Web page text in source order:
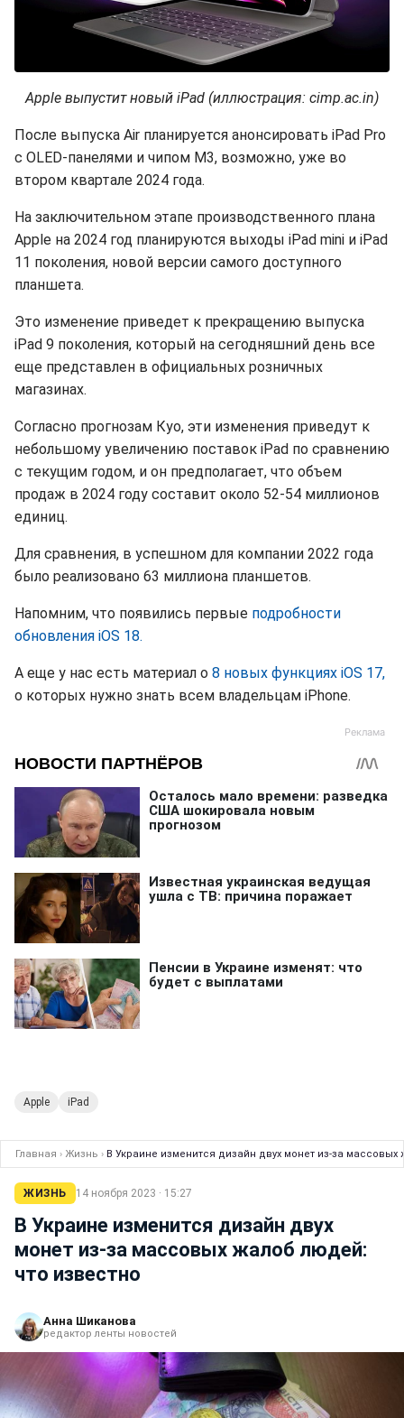
Apple выпустит новый iPad (иллюстрация: cimp.ac.in)
После выпуска Air планируется анонсировать iPad Pro
с OLED-панелями и чипом M3, возможно, уже во
втором квартале 2024 года.
На заключительном этапе производственного плана
Apple на 2024 год планируются выходы iPad mini и iPad
11 поколения, новой версии самого доступного
планшета.
Это изменение приведет к прекращению выпуска
iPad 9 поколения, который на сегодняшний день все
еще представлен в официальных розничных
магазинах.
Согласно прогнозам Куо, эти изменения приведут к
небольшому увеличению поставок iPad по сравнению
с текущим годом, и он предполагает, что объем
продаж в 2024 году составит около 52-54 миллионов
единиц.
Для сравнения, в успешном для компании 2022 года
было реализовано 63 миллиона планшетов.
Напомним, что появились первые подробности
обновления iOS 18.
А еще у нас есть материал о 8 новых функциях iOS 17,
о которых нужно знать всем владельцам iPhone.
Apple iPad
Главная › Жизнь › В Украине изменится дизайн двух монет из-за
ЖИЗНЬ 14 ноября 2023 · 15:27
В Украине изменится дизайн двух
монет из-за массовых жалоб людей:
что известно
Анна Шиканова
редактор ленты новостей